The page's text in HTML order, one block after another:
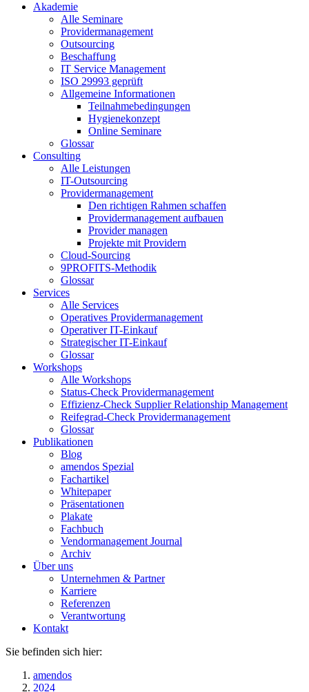
Akademie
Alle Seminare
Providermanagement
Outsourcing
Beschaffung
IT Service Management
ISO 29993 geprüft
Allgemeine Informationen
Teilnahmebedingungen
Hygienekonzept
Online Seminare
Glossar
Consulting
Alle Leistungen
IT-Outsourcing
Providermanagement
Den richtigen Rahmen schaffen
Providermanagement aufbauen
Provider managen
Projekte mit Providern
Cloud-Sourcing
9PROFITS-Methodik
Glossar
Services
Alle Services
Operatives Providermanagement
Operativer IT-Einkauf
Strategischer IT-Einkauf
Glossar
Workshops
Alle Workshops
Status-Check Providermanagement
Effizienz-Check Supplier Relationship Management
Reifegrad-Check Providermanagement
Glossar
Publikationen
Blog
amendos Spezial
Fachartikel
Whitepaper
Präsentationen
Plakate
Fachbuch
Vendormanagement Journal
Archiv
Über uns
Unternehmen & Partner
Karriere
Referenzen
Verantwortung
Kontakt
Sie befinden sich hier:
amendos
2024